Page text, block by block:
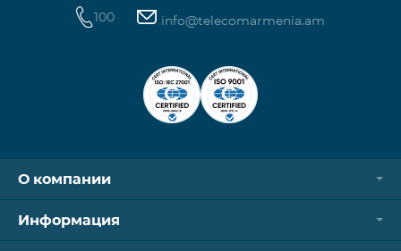
100 info@telecomarmenia.am
О компании
Информация